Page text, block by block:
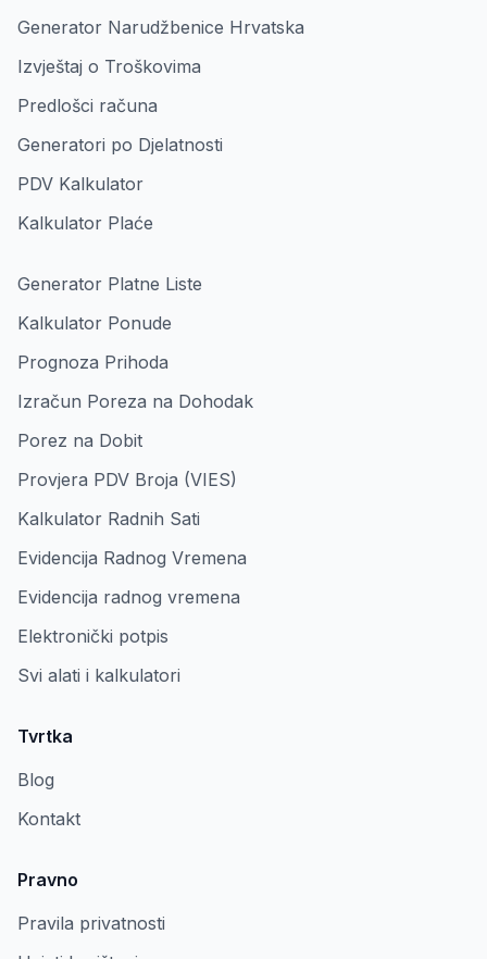
Generator Narudžbenice Hrvatska
Izvještaj o Troškovima
Predlošci računa
Generatori po Djelatnosti
PDV Kalkulator
Kalkulator Plaće
Generator Platne Liste
Kalkulator Ponude
Prognoza Prihoda
Izračun Poreza na Dohodak
Porez na Dobit
Provjera PDV Broja (VIES)
Kalkulator Radnih Sati
Evidencija Radnog Vremena
Evidencija radnog vremena
Elektronički potpis
Svi alati i kalkulatori
Tvrtka
Blog
Kontakt
Pravno
Pravila privatnosti